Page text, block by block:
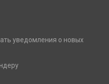
уведомления о новых